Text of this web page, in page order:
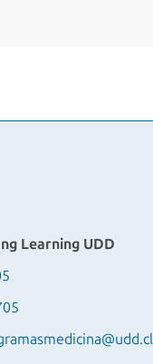
Learning UDD